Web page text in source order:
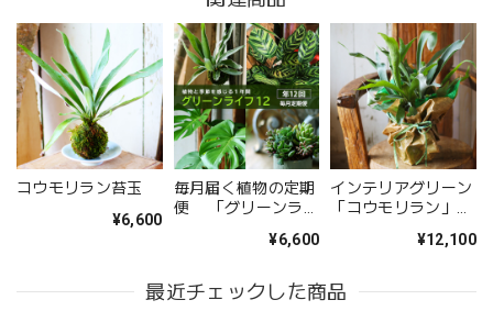
お供え花アレンジメント「紫香の祈り」｜春彼岸・お盆・命日・法事の供花
2026/05/09
無事に届いたようです。 注文時に、間違えて記入してどう
しようと思っていた所に、丁寧な電話をいただき助かりまし
た。 送り先の友人から写真が送られてきましたが、とても
立派なアレンジメントで感激しました。 友人も喜んでいま
した。 配送の件もとても丁寧に、お花が傷付かない様に配
慮されていたようです。 お願いして良かったです。 また機
ました。
コウモリラン苔玉
¥6,600
毎月届く植物の定期
便 「グリーンライ
¥6,600
インテリアグリーン
「コウモリラン」
30cm）メンテナン
¥12,100
最近チェックした商品